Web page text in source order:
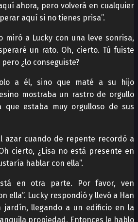
ahora, pero volverá en cualquier
aquí si no tienes prisa”.
miró a Lucky con una leve sonrisa,
un rato. Oh, cierto. Tú fuiste
¿lo conseguiste?
a él, sino que maté a su hijo
mostraba un rastro de orgullo
que estaba muy orgulloso de sus
azar cuando de repente recordó a
cierto, ¿Lisa no está presente en
hablar con ella”.
en otra parte. Por favor, ven
ella”. Lucky respondió y llevó a Han
jardín, llegando a un edificio en la
propiedad. Entonces le hablo